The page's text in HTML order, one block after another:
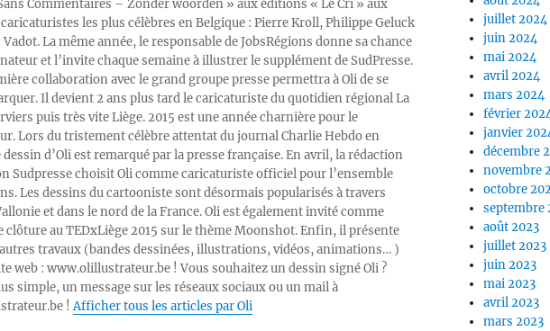
Commentaires – Zonder woorden » aux éditions « Le Cri » aux
les plus célèbres en Belgique : Pierre Kroll, Philippe Geluck
La même année, le responsable de JobsRégions donne sa chance
et l’invite chaque semaine à illustrer le supplément de SudPresse.
collaboration avec le grand groupe presse permettra à Oli de se
Il devient 2 ans plus tard le caricaturiste du quotidien régional La
puis très vite Liège. 2015 est une année charnière pour le
Lors du tristement célèbre attentat du journal Charlie Hebdo en
d’Oli est remarqué par la presse française. En avril, la rédaction
Sudpresse choisit Oli comme caricaturiste officiel pour l’ensemble
Les dessins du cartooniste sont désormais popularisés à travers
et dans le nord de la France. Oli est également invité comme
clôture au TEDxLiège 2015 sur le thème Moonshot. Enfin, il présente
travaux (bandes dessinées, illustrations, vidéos, animations… )
web : www.olillustrateur.be ! Vous souhaitez un dessin signé Oli ?
simple, un message sur les réseaux sociaux ou un mail à
!Afficher tous les articles par Oli
juillet 2024
juin 2024
mai 2024
avril 2024
mars 2024
février
janvier
décembre
novembre
octobre
septembre
août 2023
juillet 2023
juin 2023
mai 2023
avril 2023
mars 2023